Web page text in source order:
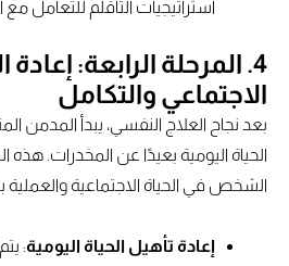
استراتيجيات التأقلم للتعامل مع
4. المرحلة الرابعة: إعادة
الاجتماعي والتكامل
بعد نجاح العلاج النفسي، يبدأ المدمن
الحياة اليومية بعيدًا عن المخدرات. هذه
الشخص في الحياة الاجتماعية
إعادة تأهيل الحياة اليومية: